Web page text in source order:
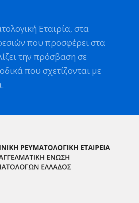
Εταιρία, στα
που προσφέρει στα
την πρόσβαση σε
που σχετίζονται με